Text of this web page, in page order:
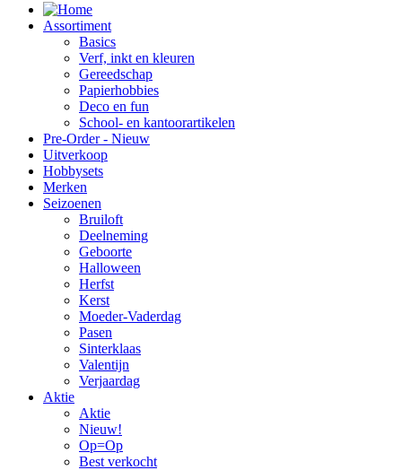
Assortiment
Basics
Verf, inkt en kleuren
Gereedschap
Papierhobbies
Deco en fun
School- en kantoorartikelen
Pre-Order - Nieuw
Uitverkoop
Hobbysets
Merken
Seizoenen
Bruiloft
Deelneming
Geboorte
Halloween
Herfst
Kerst
Moeder-Vaderdag
Pasen
Sinterklaas
Valentijn
Verjaardag
Aktie
Aktie
Nieuw!
Op=Op
Best verkocht